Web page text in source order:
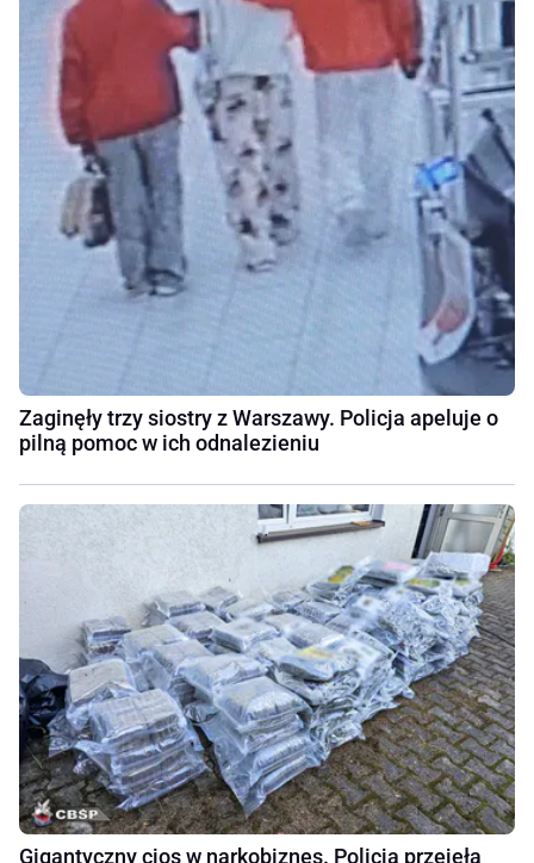
Zaginęły trzy siostry z Warszawy. Policja apeluje o
pilną pomoc w ich odnalezieniu
Gigantyczny cios w narkobiznes. Policja przejęła